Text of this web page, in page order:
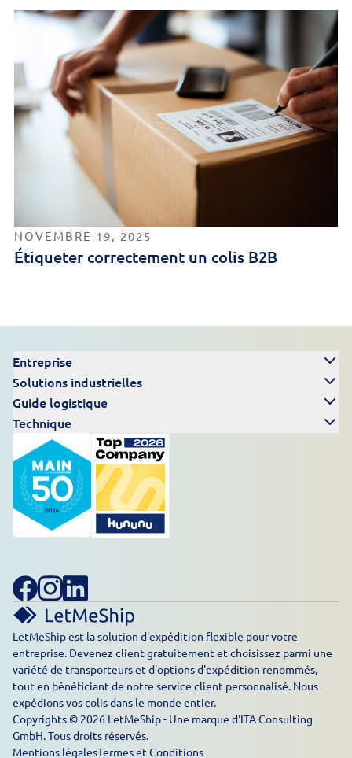
NOVEMBRE 19, 2025
Étiqueter correctement un colis B2B
Entreprise
Solutions industrielles
Guide logistique
Technique
LetMeShip est la solution d'expédition flexible pour votre
entreprise. Devenez client gratuitement et choisissez parmi une
variété de transporteurs et d'options d'expédition renommés,
tout en bénéficiant de notre service client personnalisé. Nous
expédions vos colis dans le monde entier.
Copyrights © 2026 LetMeShip - Une marque d'ITA Consulting
GmbH. Tous droits réservés.
Mentions légalesTermes et Conditions